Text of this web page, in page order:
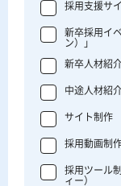
採用支援サ
新卒採用イ
ン）」
新卒人材紹
中途人材紹
サイト制作
採用動画制
採用ツール
ィー）